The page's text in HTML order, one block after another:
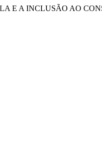
E A INCLUSÃO AO